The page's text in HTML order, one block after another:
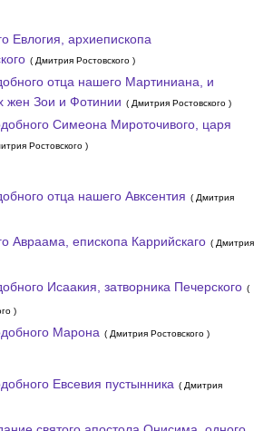
Евлогия, архиепископа
( Дмитрия Ростовского )
отца нашего Мартиниана, и
жен Зои и Фотинии ( Дмитрия Ростовского )
Симеона Мироточивого, царя
Ростовского )
отца нашего Авксентия ( Дмитрия
Авраама, епископа Каррийскаго ( Дмитрия
Исаакия, затворника Печерского (
)
Марона ( Дмитрия Ростовского )
Евсевия пустынника ( Дмитрия